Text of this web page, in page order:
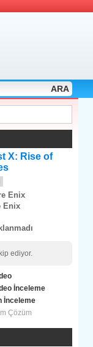
ARA
X: Rise of
Enix
Enix
ediyor.
İnceleme
İnceleme
Çözüm